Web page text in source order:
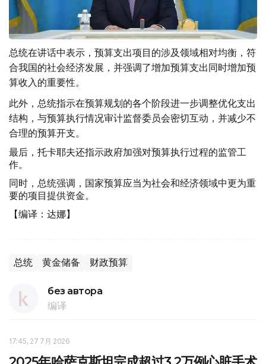
总统在讲话中表示，预算支出项目的涉及领域相对均衡，符
合我国的社会经济发展，并强调了增加预算支出同时增加预
算收入的重要性。
此外，总统指示在预算规划的各个阶段进一步调整优化支出
结构，与预算执行情况审计监督委员会密切互动，并减少不
合理的预算开支。
最后，托卡耶夫还指示政府加强对预算执行过程的监管工
作。
同时，总统强调，国家预算应当为社会和经济领域中更为重
要的项目提供资金。
【编译：达娜】
总统 黄金储备 财政预算
без автора
编译
17:45, 27 7月 2026